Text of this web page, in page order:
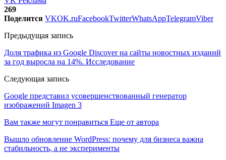
269
Поделится VKOK.ruFacebookTwitterWhatsAppTelegramViber
Предыдущая запись
Доля трафика из Google Discover на сайты новостных изданий
за год выросла на 14%. Исследование
Следующая запись
Google представил усовершенствованный генератор
изображений Imagen 3
Вам также могут понравиться Еще от автора
Вышло обновление WordPress: почему для бизнеса важна
стабильность, а не эксперименты